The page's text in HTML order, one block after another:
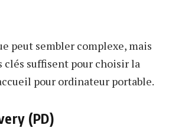
peut sembler complexe, mais
clés suffisent pour choisir la
pour ordinateur portable.
(PD)